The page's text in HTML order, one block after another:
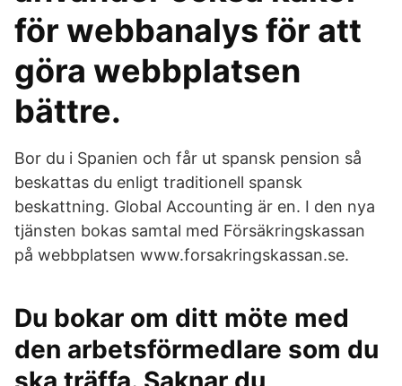
för webbanalys för att
göra webbplatsen
bättre.
Bor du i Spanien och får ut spansk pension så
beskattas du enligt traditionell spansk
beskattning. Global Accounting är en. I den nya
tjänsten bokas samtal med Försäkringskassan
på webbplatsen www.forsakringskassan.se.
Du bokar om ditt möte med
den arbetsförmedlare som du